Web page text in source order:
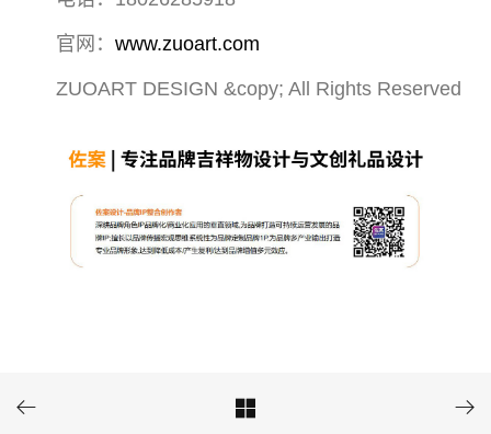
官网： www.zuoart.com
ZUOART DESIGN &copy; All Rights Reserved
  